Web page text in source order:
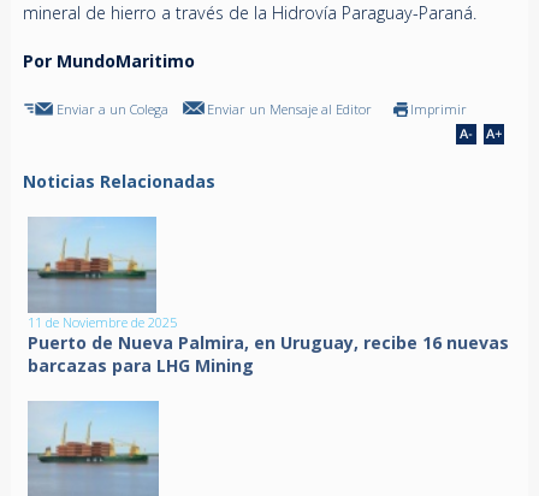
mineral de hierro a través de la Hidrovía Paraguay-Paraná.
Por MundoMaritimo
Enviar a un Colega Enviar un Mensaje al Editor Imprimir
Noticias Relacionadas
11 de Noviembre de 2025
Puerto de Nueva Palmira, en Uruguay, recibe 16 nuevas
barcazas para LHG Mining